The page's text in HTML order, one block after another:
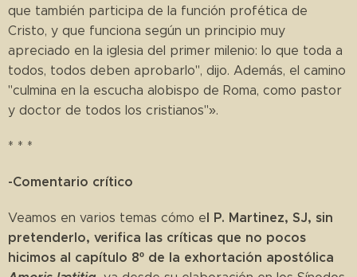
que también participa de la función profética de
Cristo, y que funciona según un principio muy
apreciado en la iglesia del primer milenio: lo que toda a
todos, todos deben aprobarlo", dijo. Además, el camino
"culmina en la escucha alobispo de Roma, como pastor
y doctor de todos los cristianos"».
* * *
-Comentario crítico
Veamos en varios temas cómo el P. Martinez, SJ, sin
pretenderlo, verifica las críticas que no pocos
hicimos al capítulo 8º de la exhortación apostólica